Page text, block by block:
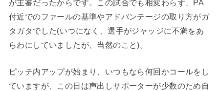
が主審だったからです。この試合でも相変わらず、PA
付近でのファールの基準やアドバンテージの取り方がガ
タガタでした(いつになく、選手がジャッジに不満をあ
らわにしていましたが、当然のこと)。
ピッチ内アップが始まり、いつもなら何回かコールをし
ていますが、この日は声出しサポーターが少数のため自